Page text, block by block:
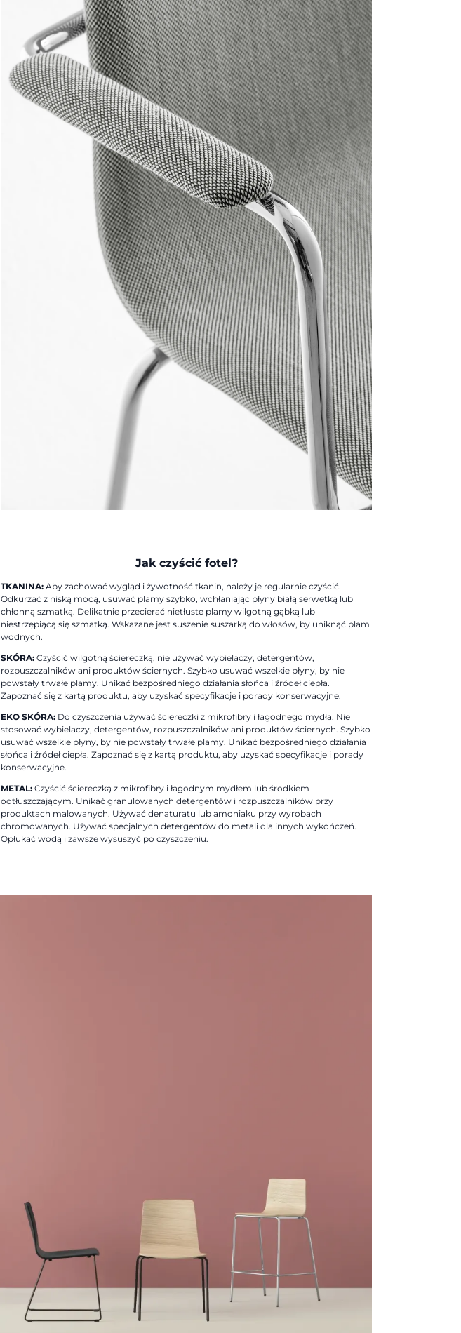
Jak czyścić fotel?
TKANINA: Aby zachować wygląd i żywotność tkanin, należy je regularnie czyścić.
Odkurzać z niską mocą, usuwać plamy szybko, wchłaniając płyny białą serwetką lub
chłonną szmatką. Delikatnie przecierać nietłuste plamy wilgotną gąbką lub
niestrzępiącą się szmatką. Wskazane jest suszenie suszarką do włosów, by uniknąć plam
wodnych.
SKÓRA: Czyścić wilgotną ściereczką, nie używać wybielaczy, detergentów,
rozpuszczalników ani produktów ściernych. Szybko usuwać wszelkie płyny, by nie
powstały trwałe plamy. Unikać bezpośredniego działania słońca i źródeł ciepła.
Zapoznać się z kartą produktu, aby uzyskać specyfikacje i porady konserwacyjne.
EKO SKÓRA: Do czyszczenia używać ściereczki z mikrofibry i łagodnego mydła. Nie
stosować wybielaczy, detergentów, rozpuszczalników ani produktów ściernych. Szybko
usuwać wszelkie płyny, by nie powstały trwałe plamy. Unikać bezpośredniego działania
słońca i źródeł ciepła. Zapoznać się z kartą produktu, aby uzyskać specyfikacje i porady
konserwacyjne.
METAL: Czyścić ściereczką z mikrofibry i łagodnym mydłem lub środkiem
odtłuszczającym. Unikać granulowanych detergentów i rozpuszczalników przy
produktach malowanych. Używać denaturatu lub amoniaku przy wyrobach
chromowanych. Używać specjalnych detergentów do metali dla innych wykończeń.
Opłukać wodą i zawsze wysuszyć po czyszczeniu.